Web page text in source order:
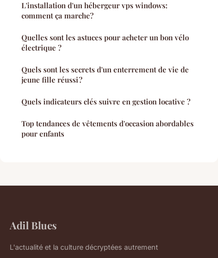
L'installation d'un hébergeur vps windows:
comment ça marche?
Quelles sont les astuces pour acheter un bon vélo
électrique ?
Quels sont les secrets d'un enterrement de vie de
jeune fille réussi ?
Quels indicateurs clés suivre en gestion locative ?
Top tendances de vêtements d'occasion abordables
pour enfants
Adil Blues
L'actualité et la culture décryptées autrement